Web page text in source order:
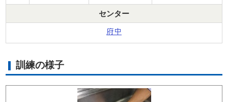
センター
訓練の様子